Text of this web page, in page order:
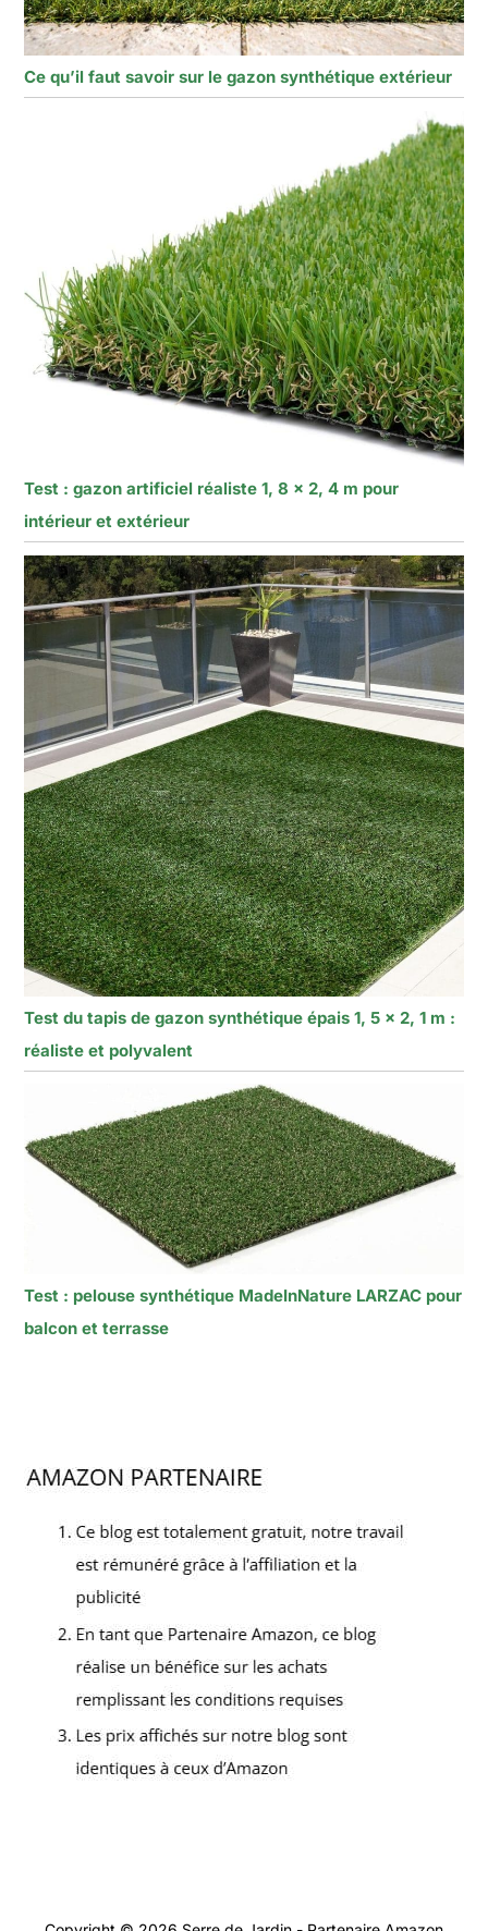
Ce qu’il faut savoir sur le gazon synthétique extérieur
Test : gazon artificiel réaliste 1, 8 x 2, 4 m pour
intérieur et extérieur
Test du tapis de gazon synthétique épais 1, 5 x 2, 1 m :
réaliste et polyvalent
Test : pelouse synthétique MadeInNature LARZAC pour
balcon et terrasse